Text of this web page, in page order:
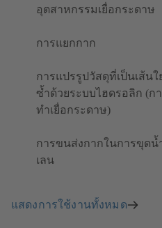
อุตสาหกรรมเยื่อกระดาษ
การแยกกาก
การแปรรูปวัสดุที่เป็นเส้นใ
ซ้ำด้วยระบบไฮดรอลิก (ก
ทำเยื่อกระดาษ)
การขนส่งกากในการขุดน้
เลน
แสดงการใช้งานทั้งหมด